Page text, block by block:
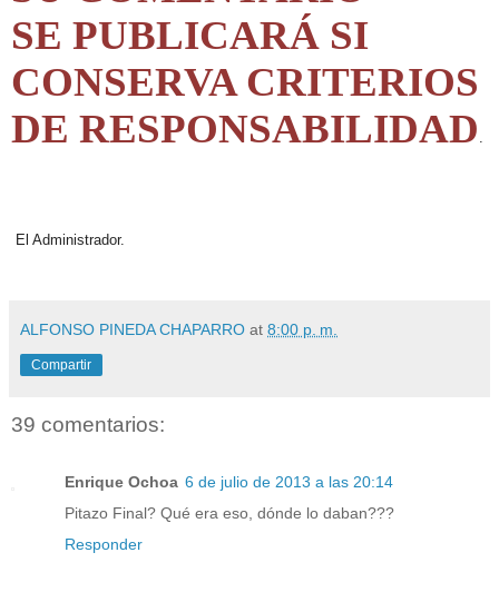
SE PUBLICARÁ SI
CONSERVA CRITERIOS
DE RESPONSABILIDAD
El Administrador.
ALFONSO PINEDA CHAPARRO at 8:00 p. m.
Compartir
39 comentarios:
Enrique Ochoa 6 de julio de 2013 a las 20:14
Pitazo Final? Qué era eso, dónde lo daban???
Responder